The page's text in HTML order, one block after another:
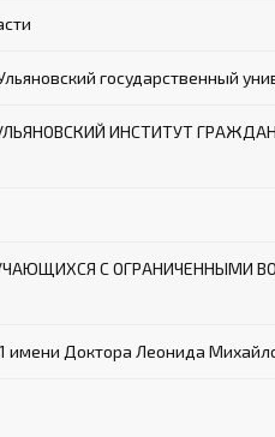
государственный
"УЛЬЯНОВСКИЙ ИНСТИТУТ
С ОГРАНИЧЕННЫМИ
Доктора Леонида